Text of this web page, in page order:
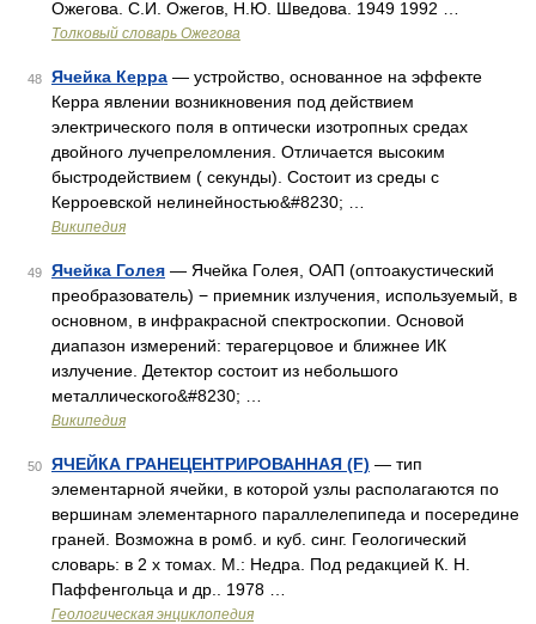
Ожегова. С.И. Ожегов, Н.Ю. Шведова. 1949 1992 …
Толковый словарь Ожегова
48 Ячейка Керра — устройство, основанное на эффекте
Керра явлении возникновения под действием
электрического поля в оптически изотропных средах
двойного лучепреломления. Отличается высоким
быстродействием ( секунды). Состоит из среды с
Керроевской нелинейностью&#8230; …
Википедия
49 Ячейка Голея — Ячейка Голея, ОАП (оптоакустический
преобразователь) − приемник излучения, используемый, в
основном, в инфракрасной спектроскопии. Основой
диапазон измерений: терагерцовое и ближнее ИК
излучение. Детектор состоит из небольшого
металлического&#8230; …
Википедия
50 ЯЧЕЙКА ГРАНЕЦЕНТРИРОВАННАЯ (F) — тип
элементарной ячейки, в которой узлы располагаются по
вершинам элементарного параллелепипеда и посередине
граней. Возможна в ромб. и куб. синг. Геологический
словарь: в 2 х томах. М.: Недра. Под редакцией К. Н.
Паффенгольца и др.. 1978 …
Геологическая энциклопедия